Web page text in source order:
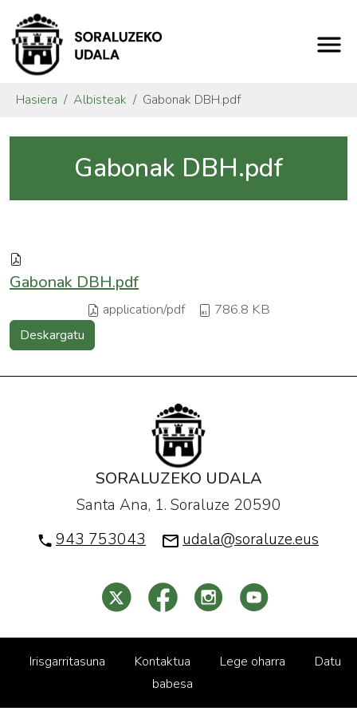
Hasiera Albisteak Gabonak DBH.pdf
Gabonak DBH.pdf
Gabonak DBH.pdf
application/pdf 786.8 KB
Deskargatu
SORALUZEKO UDALA
Santa Ana, 1. Soraluze 20590
943 753043
udala@soraluze.eus
Irisgarritasuna Kontaktua Lege oharra
Datu
babesa